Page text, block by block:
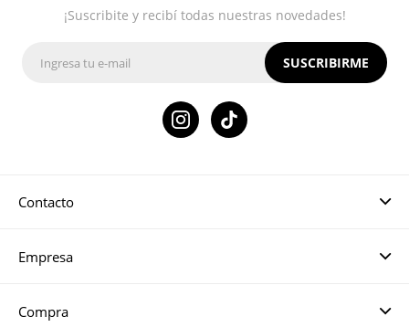
Contacto
Empresa
Compra
¡Suscribite y recibí todas nuestras novedades!
SUSCRIBIRME
